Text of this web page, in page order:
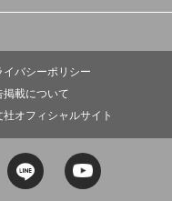
イバシーポリシー
掲載について
社オフィシャルサイト